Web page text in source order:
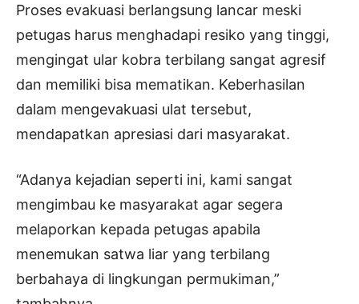
Proses evakuasi berlangsung lancar meski
petugas harus menghadapi resiko yang tinggi,
mengingat ular kobra terbilang sangat agresif
dan memiliki bisa mematikan. Keberhasilan
dalam mengevakuasi ulat tersebut,
mendapatkan apresiasi dari masyarakat.
“Adanya kejadian seperti ini, kami sangat
mengimbau ke masyarakat agar segera
melaporkan kepada petugas apabila
menemukan satwa liar yang terbilang
berbahaya di lingkungan permukiman,”